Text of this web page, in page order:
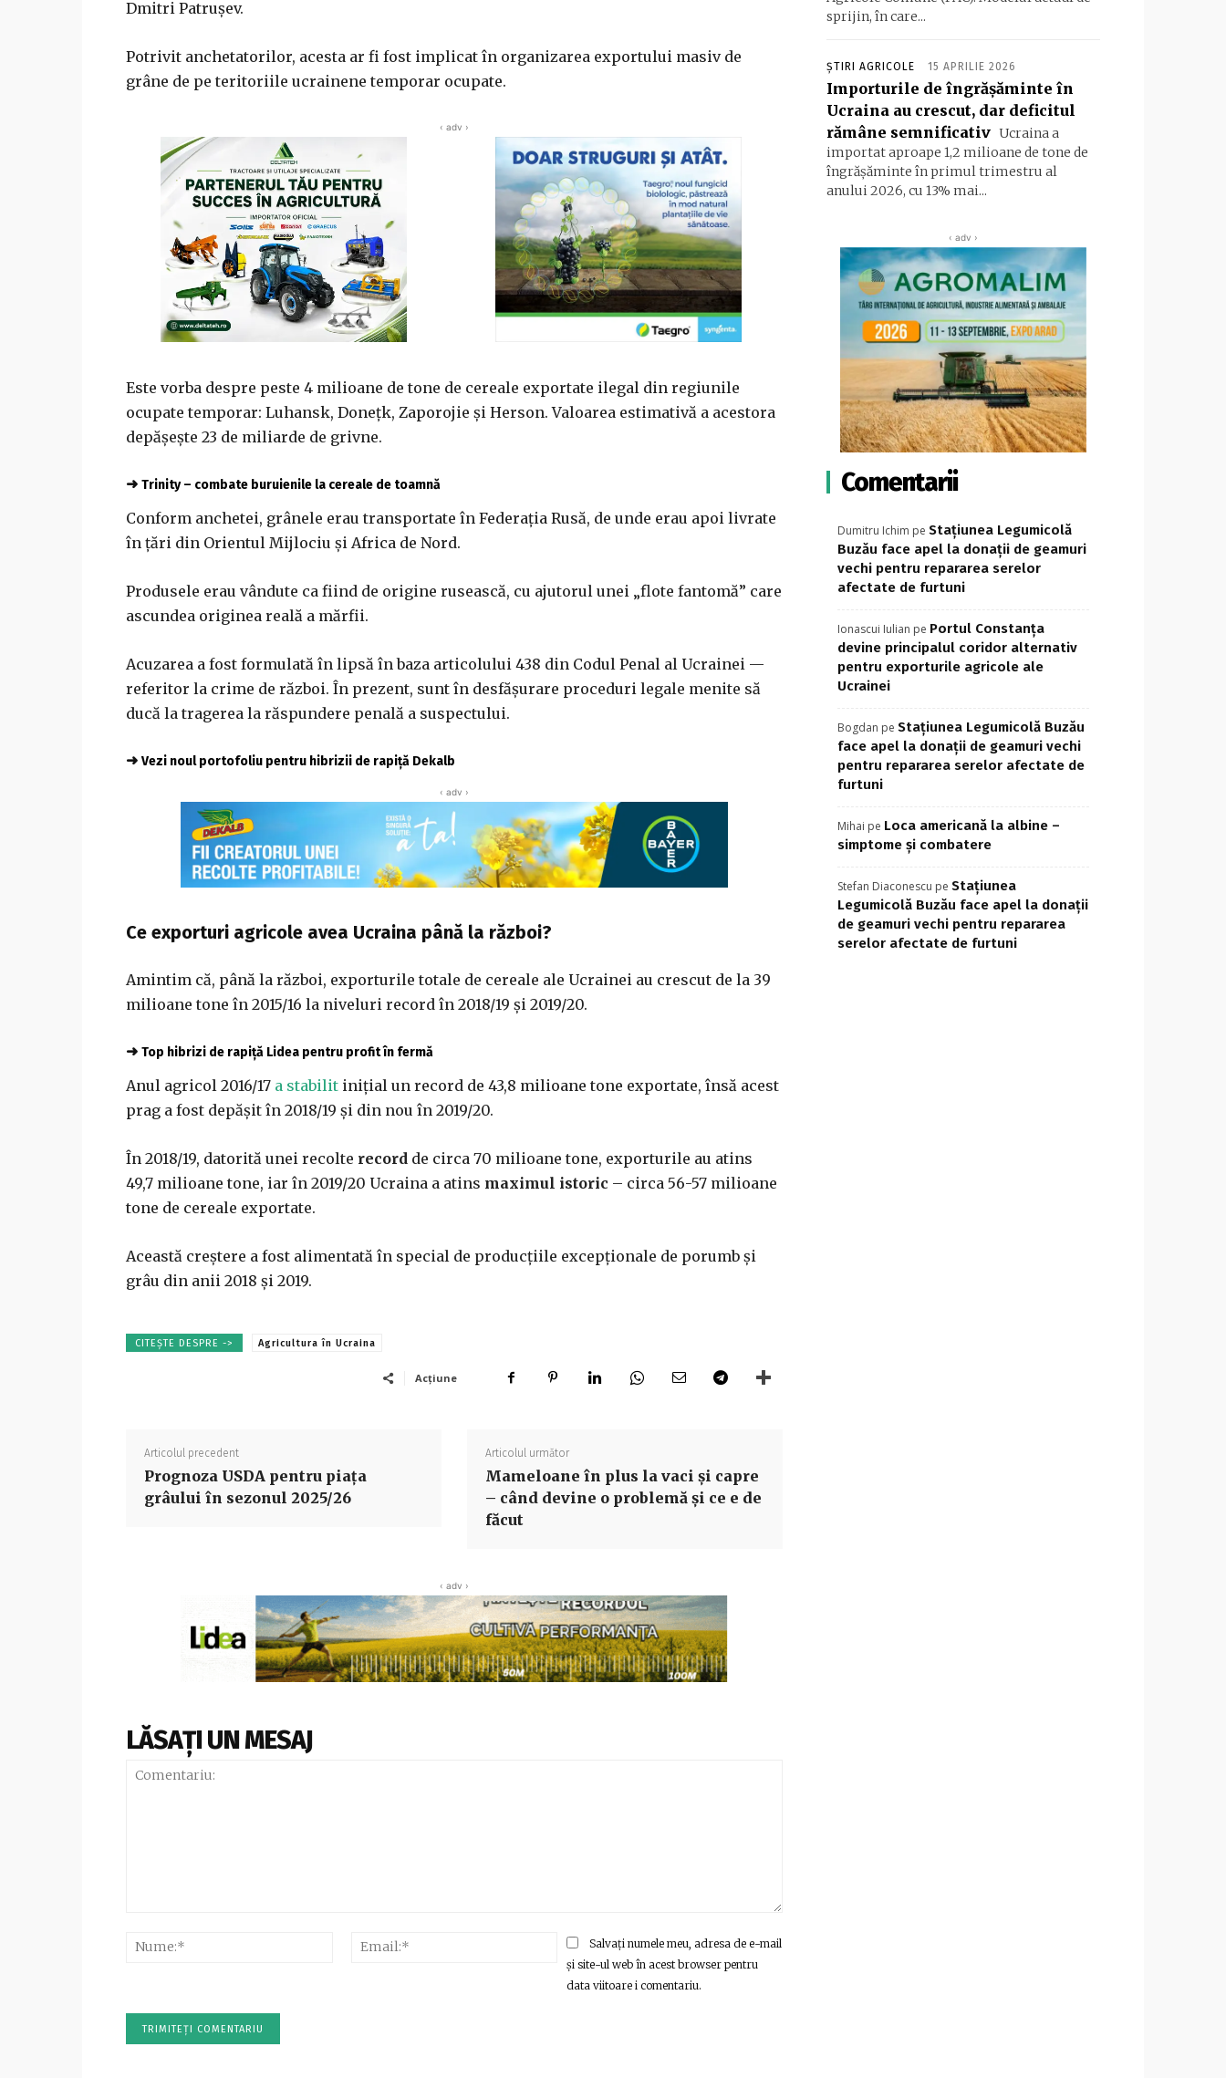
Dmitri Patrușev.
Potrivit anchetatorilor, acesta ar fi fost implicat în organizarea exportului masiv de
grâne de pe teritoriile ucrainene temporar ocupate.
‹ adv ›
Este vorba despre peste 4 milioane de tone de cereale exportate ilegal din regiunile
ocupate temporar: Luhansk, Donețk, Zaporojie și Herson. Valoarea estimativă a acestora
depășește 23 de miliarde de grivne.
➜ Trinity – combate buruienile la cereale de toamnă
Conform anchetei, grânele erau transportate în Federația Rusă, de unde erau apoi livrate
în țări din Orientul Mijlociu și Africa de Nord.
Produsele erau vândute ca fiind de origine rusească, cu ajutorul unei „flote fantomă” care
ascundea originea reală a mărfii.
Acuzarea a fost formulată în lipsă în baza articolului 438 din Codul Penal al Ucrainei —
referitor la crime de război. În prezent, sunt în desfășurare proceduri legale menite să
ducă la tragerea la răspundere penală a suspectului.
➜ Vezi noul portofoliu pentru hibrizii de rapiță Dekalb
‹ adv ›
Ce exporturi agricole avea Ucraina până la război?
Amintim că, până la război, exporturile totale de cereale ale Ucrainei au crescut de la 39
milioane tone în 2015/16 la niveluri record în 2018/19 și 2019/20.
➜ Top hibrizi de rapiță Lidea pentru profit în fermă
Anul agricol 2016/17 a stabilit inițial un record de 43,8 milioane tone exportate, însă acest
prag a fost depășit în 2018/19 și din nou în 2019/20.
În 2018/19, datorită unei recolte record de circa 70 milioane tone, exporturile au atins
49,7 milioane tone, iar în 2019/20 Ucraina a atins maximul istoric – circa 56-57 milioane
tone de cereale exportate.
Această creștere a fost alimentată în special de producțiile excepționale de porumb și
grâu din anii 2018 și 2019.
CITEȘTE DESPRE -> Agricultura în Ucraina
Acțiune
Articolul precedent
Prognoza USDA pentru piața
grâului în sezonul 2025/26
Articolul următor
Mameloane în plus la vaci și capre
– când devine o problemă și ce e de
făcut
‹ adv ›
LĂSAȚI UN MESAJ
Nume:*
Email:*Salvați numele meu, adresa de e-mail
și site-ul web în acest browser pentru
data viitoare i comentariu.
sprijin, în care...
ȘTIRI AGRICOLE 15 APRILIE 2026
Importurile de îngrășăminte în
Ucraina au crescut, dar deficitul
rămâne semnificativ Ucraina a
importat aproape 1,2 milioane de tone de
îngrășăminte în primul trimestru al
anului 2026, cu 13% mai...
‹ adv ›
Comentarii
Dumitru Ichim pe Stațiunea Legumicolă
Buzău face apel la donații de geamuri
vechi pentru repararea serelor
afectate de furtuni
Ionascui Iulian pe Portul Constanța
devine principalul coridor alternativ
pentru exporturile agricole ale
Ucrainei
Bogdan pe Stațiunea Legumicolă Buzău
face apel la donații de geamuri vechi
pentru repararea serelor afectate de
furtuni
Mihai pe Loca americană la albine –
simptome și combatere
Stefan Diaconescu pe Stațiunea
Legumicolă Buzău face apel la donații
de geamuri vechi pentru repararea
serelor afectate de furtuni